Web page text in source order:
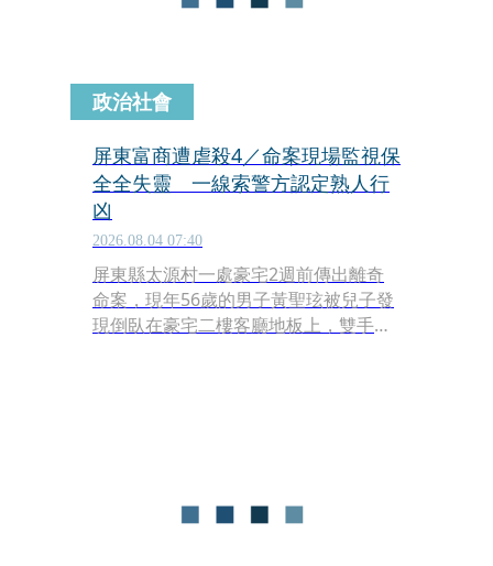
政治社會
屏東富商遭虐殺4／命案現場監視保
全全失靈 一線索警方認定熟人行
凶
2026.08.04 07:40
屏東縣太源村一處豪宅2週前傳出離奇
命案，現年56歲的男子黃聖玹被兒子發
現倒臥在豪宅二樓客廳地板上，雙手被